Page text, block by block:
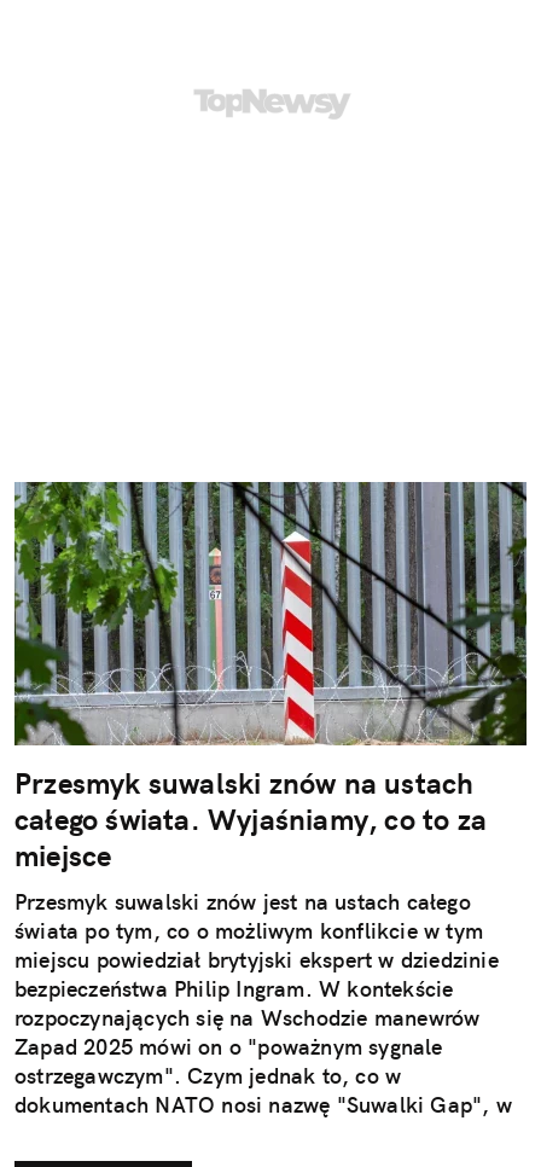
Przesmyk suwalski znów na ustach
całego świata. Wyjaśniamy, co to za
miejsce
Przesmyk suwalski znów jest na ustach całego
świata po tym, co o możliwym konflikcie w tym
miejscu powiedział brytyjski ekspert w dziedzinie
bezpieczeństwa Philip Ingram. W kontekście
rozpoczynających się na Wschodzie manewrów
Zapad 2025 mówi on o "poważnym sygnale
ostrzegawczym". Czym jednak to, co w
dokumentach NATO nosi nazwę "Suwalki Gap", w